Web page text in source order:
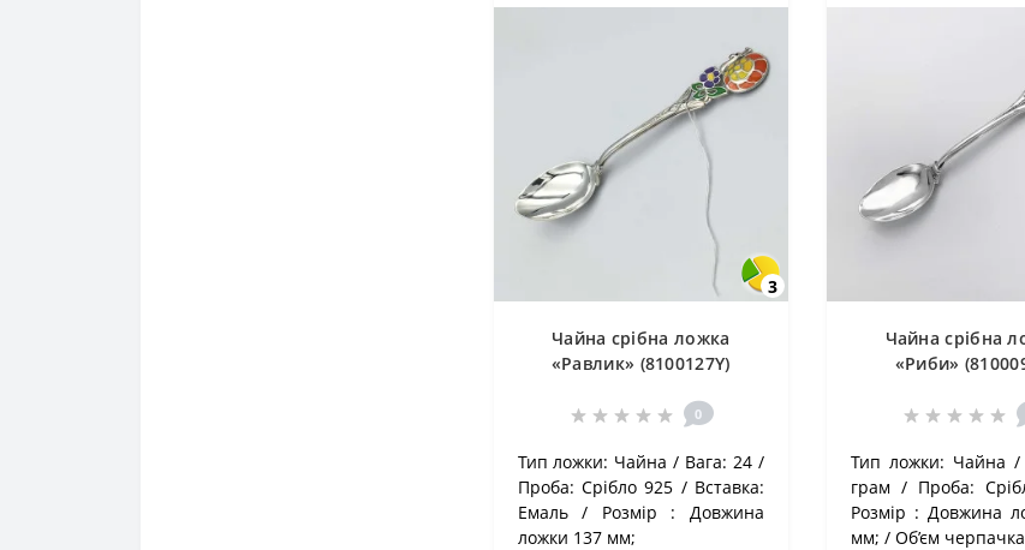
3
Чайна срібна ложка
«Равлик» (8100127Y)
0
Тип ложки: Чайна Вага: 24
Проба: Срібло 925
Вставка:
Емаль
Розмір :
Довжина
ложки 137 мм;
Чайна срібна
«Риби»
Тип ложки: Чайна
грам
Проба:
Розмір : Довжина
мм;
Об’єм